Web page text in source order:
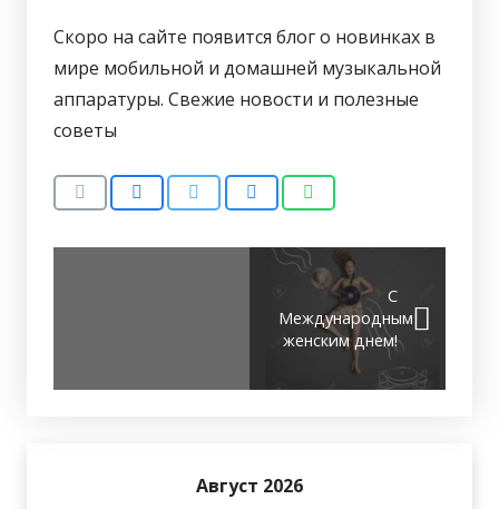
Скоро на сайте появится блог о новинках в
мире мобильной и домашней музыкальной
аппаратуры. Свежие новости и полезные
советы
С
Международным
женским днем!
Август 2026